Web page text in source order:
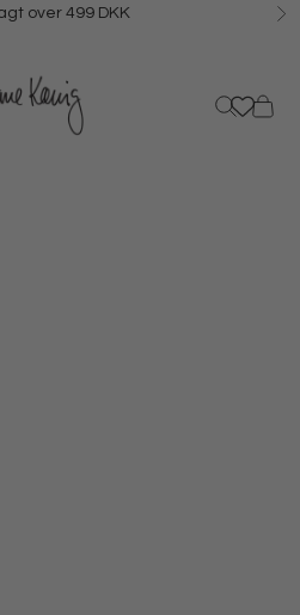
over 499 DKK
Søg Kurv